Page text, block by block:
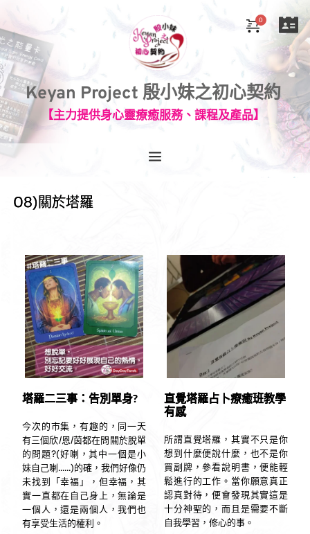
Keyan Project 殷小妹之初心契約
【主力提供身心靈療癒服務、課程及產品】
08)關於塔羅
塔羅二三事：告別單身?
今次的市集，有趣的，同一天
有三個欣/恩/茵都在問關於脫單
的問題?(好喇，其中一個是小
妹自己喇......)的確，我們好像仍
未找到「幸福」，但幸福，其
實一直都在自己身上，無論是
一個人，還是兩個人，我們也
有享受生活的權利。
直覺塔羅占卜療癒班教學
有感⠀
所謂直覺塔羅，其實不只是你
想到什麼便說什麼，也不是你
買副牌，參看說明書，便能輕
鬆進行的工作。當你願意真正
認真對待，便會發現其實這是
十分神聖的，而且是需要不斷
自我學習，修心的事。⠀